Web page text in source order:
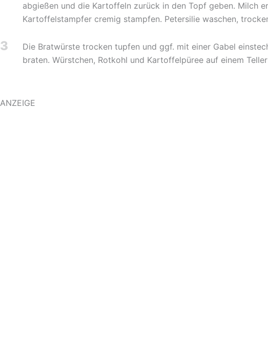
abgießen und die Kartoffeln zurück in den Topf geben. Milch
Kartoffelstampfer cremig stampfen. Petersilie waschen,
3
Die Bratwürste trocken tupfen und ggf. mit einer Gabel
braten. Würstchen, Rotkohl und Kartoffelpüree auf einem
ANZEIGE